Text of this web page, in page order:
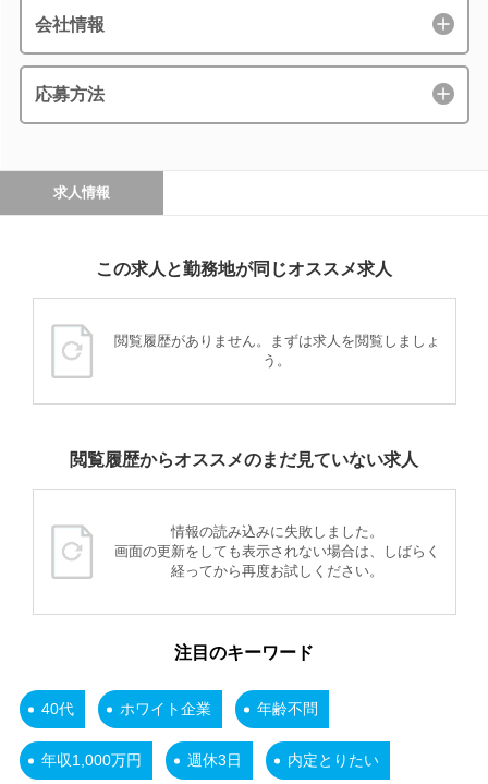
会社情報
応募方法
求人情報
この求人と勤務地が同じオススメ求人
閲覧履歴がありません。まずは求人を閲覧しましょ
う。
閲覧履歴からオススメのまだ見ていない求人
情報の読み込みに失敗しました。
画面の更新をしても表示されない場合は、しばらく
経ってから再度お試しください。
注目のキーワード
40代 ホワイト企業 年齢不問
年収1,000万円 週休3日 内定とりたい